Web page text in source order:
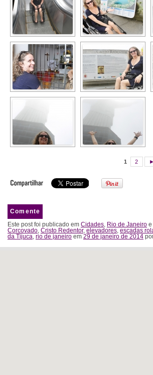
1 2 ►
Comente
Este post foi publicado em Cidades, Rio de Janeiro e
Corcovado, Cristo Redentor, elevadores, escadas
da Tijuca, rio de janeiro em 29 de janeiro de 2014